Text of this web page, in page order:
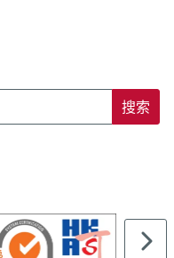
搜索